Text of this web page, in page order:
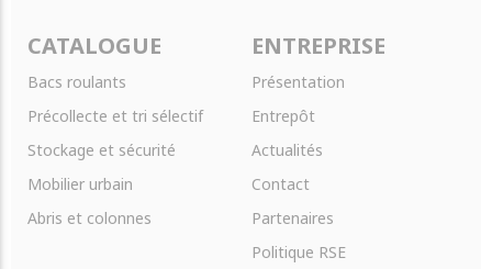
CATALOGUE
Bacs roulants
Précollecte et tri sélectif
Stockage et sécurité
Mobilier urbain
Abris et colonnes
ENTREPRISE
Présentation
Entrepôt
Actualités
Contact
Partenaires
Politique RSE